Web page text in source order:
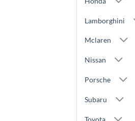
Lamborghini
Mclaren
Nissan
Porsche
Subaru
Toyota